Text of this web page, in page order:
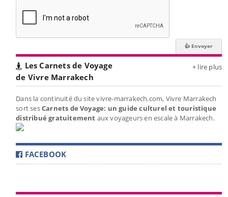
Les Carnets de Voyage
de Vivre Marrakech
+ lire plus
Dans la continuité du site vivre-marrakech.com, Vivre Marrakech
sort sesCarnets de Voyage: un guide culturel et touristique
distribué gratuitement aux voyageurs en escale à Marrakech.
FACEBOOK